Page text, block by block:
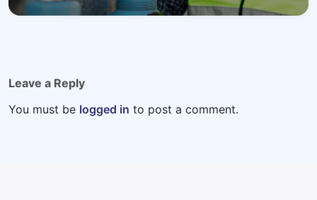
Leave a Reply
You must be logged in to post a comment.